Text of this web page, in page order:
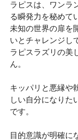
ラピスは、ワンラ
る瞬発力を秘めて
未知の世界の扉を
いとチャレンジし
ラピスラズリの美
ん。
キッパリと悪縁や
しい自分になりた
です。
目的意識が明確に